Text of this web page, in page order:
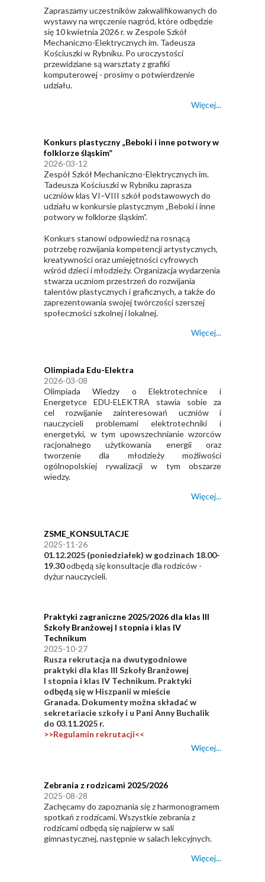
Zapraszamy uczestników zakwalifikowanych do
wystawy na wręczenie nagród, które odbędzie
się 10 kwietnia 2026 r. w Zespole Szkół
Mechaniczno-Elektrycznych im. Tadeusza
Kościuszki w Rybniku. Po uroczystości
przewidziane są warsztaty z grafiki
komputerowej - prosimy o potwierdzenie
udziału.
Więcej...
Konkurs plastyczny „Beboki i inne potwory w
folklorze śląskim”
2026-03-12
Zespół Szkół Mechaniczno-Elektrycznych im.
Tadeusza Kościuszki w Rybniku zaprasza
uczniów klas VI–VIII szkół podstawowych do
udziału w konkursie plastycznym „Beboki i inne
potwory w folklorze śląskim”.
Konkurs stanowi odpowiedź na rosnącą
potrzebę rozwijania kompetencji artystycznych,
kreatywności oraz umiejętności cyfrowych
wśród dzieci i młodzieży. Organizacja wydarzenia
stwarza uczniom przestrzeń do rozwijania
talentów plastycznych i graficznych, a także do
zaprezentowania swojej twórczości szerszej
społeczności szkolnej i lokalnej.
Więcej...
Olimpiada Edu-Elektra
2026-03-08
Olimpiada Wiedzy o Elektrotechnice i
Energetyce EDU-ELEKTRA stawia sobie za
cel rozwijanie zainteresowań uczniów i
nauczycieli problemami elektrotechniki i
energetyki, w tym upowszechnianie wzorców
racjonalnego użytkowania energii oraz
tworzenie dla młodzieży możliwości
ogólnopolskiej rywalizacji w tym obszarze
wiedzy.
Więcej...
ZSME_KONSULTACJE
2025-11-26
01.12.2025 (poniedziałek) w godzinach 18.00-
19.30odbędą się konsultacje dla rodziców -
dyżur nauczycieli.
Praktyki zagraniczne 2025/2026 dla klas III
Szkoły Branżowej I stopnia i klas IV
Technikum
2025-10-27
Rusza rekrutacja na dwutygodniowe
praktyki dla klas III Szkoły Branżowej
I stopnia i klas IV Technikum. Praktyki
odbędą się w Hiszpanii w mieście
Granada. Dokumenty można składać w
sekretariacie szkoły i u Pani Anny Buchalik
do 03.11.2025 r.
>>Regulamin rekrutacji<<
Więcej...
Zebrania z rodzicami 2025/2026
2025-08-28
Zachęcamy do zapoznania się z harmonogramem
spotkań z rodzicami. Wszystkie zebrania z
rodzicami odbędą się najpierw w sali
gimnastycznej, następnie w salach lekcyjnych.
Więcej...